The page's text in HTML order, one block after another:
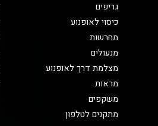
גריפים
כיסוי לאופנוע
מחרשות
מנעולים
מצלמת דרך לאופנוע
מראות
משקפים
מתקנים לטלפון